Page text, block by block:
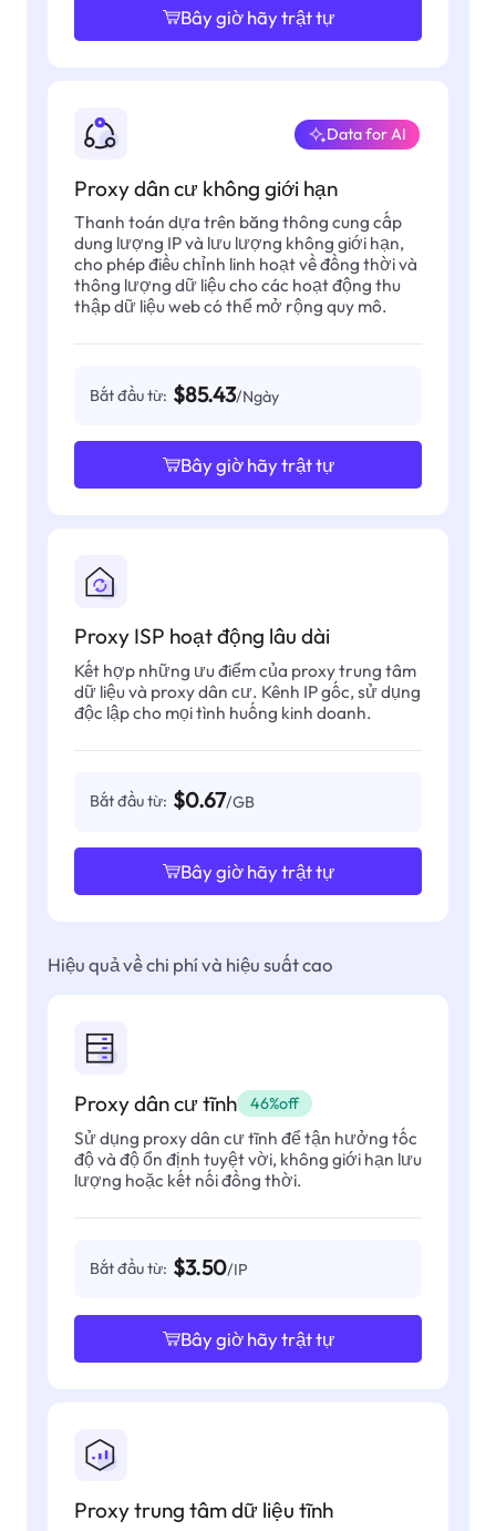
Bây giờ hãy trật tự
Proxy dân cư không giới hạn
Data for AI
Thanh toán dựa trên băng thông cung cấp
dung lượng IP và lưu lượng không giới hạn,
cho phép điều chỉnh linh hoạt về đồng thời và
thông lượng dữ liệu cho các hoạt động thu
thập dữ liệu web có thể mở rộng quy mô.
Bắt đầu từ: $85.43/Ngày
Bây giờ hãy trật tự
Proxy ISP hoạt động lâu dài
Kết hợp những ưu điểm của proxy trung tâm
dữ liệu và proxy dân cư. Kênh IP gốc, sử dụng
độc lập cho mọi tình huống kinh doanh.
Bắt đầu từ: $0.67/GB
Bây giờ hãy trật tự
Hiệu quả về chi phí và hiệu suất cao
Proxy dân cư tĩnh 46%off
Sử dụng proxy dân cư tĩnh để tận hưởng tốc
độ và độ ổn định tuyệt vời, không giới hạn lưu
lượng hoặc kết nối đồng thời.
Bắt đầu từ: $3.50/IP
Bây giờ hãy trật tự
Proxy trung tâm dữ liệu tĩnh